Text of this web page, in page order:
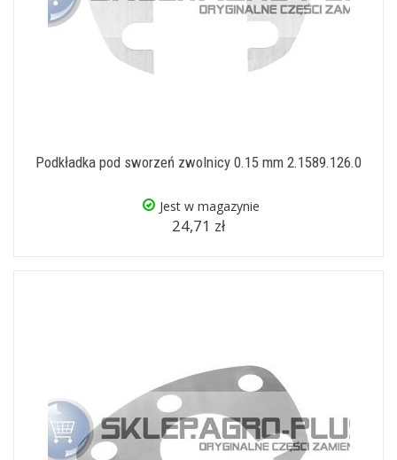
Podkładka pod sworzeń zwolnicy 0.15 mm 2.1589.126.0
Jest w magazynie
24,71 zł